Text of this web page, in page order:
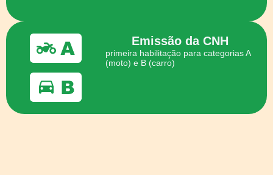
Emissão da CNH
primeira habilitação para categorias A
(moto) e B (carro)